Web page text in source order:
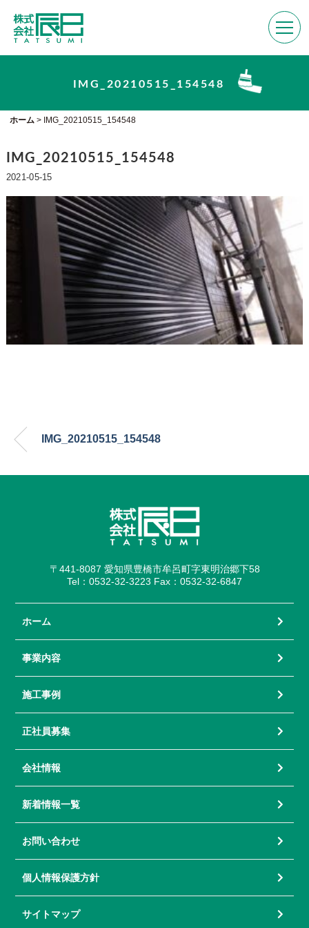
IMG_20210515_154548
ホーム> IMG_20210515_154548
IMG_20210515_154548
2021-05-15
IMG_20210515_154548
〒441-8087 愛知県豊橋市牟呂町字東明治郷下58
Tel：0532-32-3223 Fax：0532-32-6847
ホーム
事業内容
施工事例
正社員募集
会社情報
新着情報一覧
お問い合わせ
個人情報保護方針
サイトマップ